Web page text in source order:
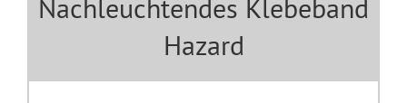
Nachleuchtendes Klebeband
Hazard